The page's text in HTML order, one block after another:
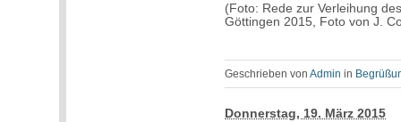
(Foto: Rede zur Verleihung
Göttingen 2015, Foto von J.
Geschrieben vonAdmin in
Donnerstag, 19. März 2015